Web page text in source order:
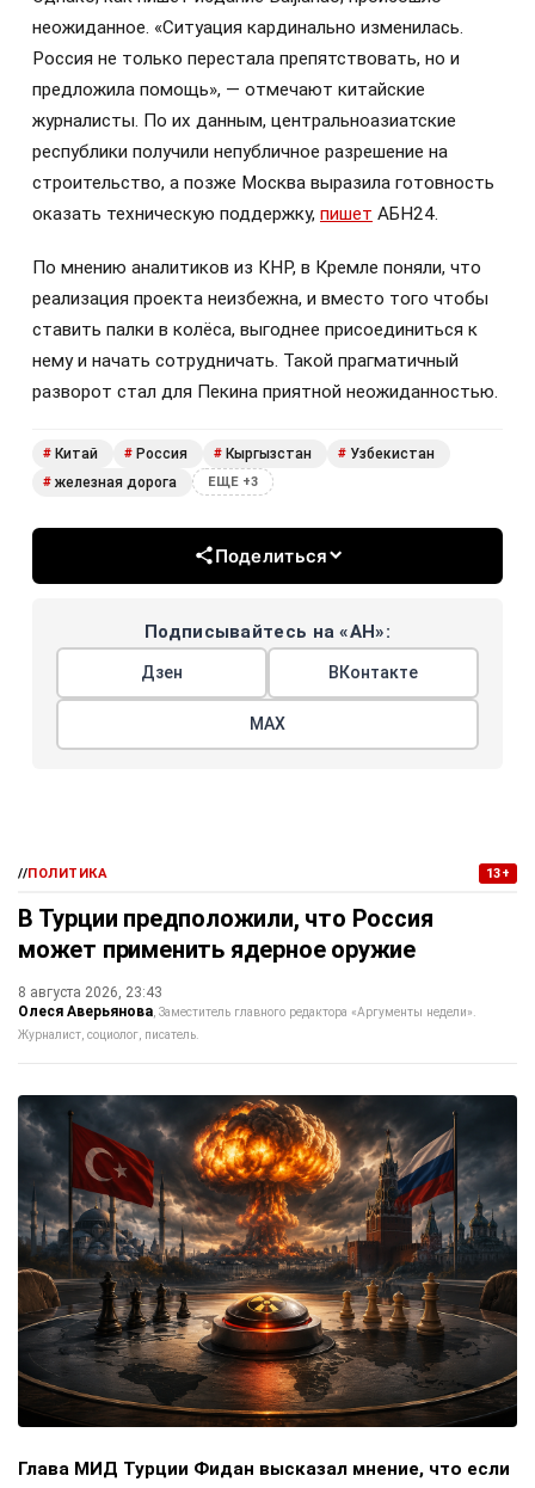
неожиданное. «Ситуация кардинально изменилась.
Россия не только перестала препятствовать, но и
предложила помощь», — отмечают китайские
журналисты. По их данным, центральноазиатские
республики получили непубличное разрешение на
строительство, а позже Москва выразила готовность
оказать техническую поддержку, пишет АБН24.
По мнению аналитиков из КНР, в Кремле поняли, что
реализация проекта неизбежна, и вместо того чтобы
ставить палки в колёса, выгоднее присоединиться к
нему и начать сотрудничать. Такой прагматичный
разворот стал для Пекина приятной неожиданностью.
# Китай # Россия # Кыргызстан # Узбекистан
# железная дорога ЕЩЕ +3
Поделиться
Подписывайтесь на «АН»:
Дзен ВКонтакте
МАХ
//ПОЛИТИКА 13+
В Турции предположили, что Россия
может применить ядерное оружие
8 августа 2026, 23:43
Олеся Аверьянова Заместитель главного редактора «Аргументы недели».
Журналист, социолог, писатель.
Глава МИД Турции Фидан высказал мнение, что если